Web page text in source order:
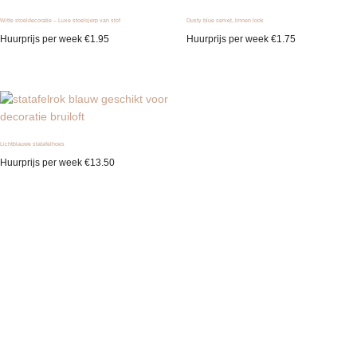
Witte stoeldecoratie – Luxe stoelsjerp van stof
Huurprijs per week €1.95
Dusty blue servet, linnen look
Huurprijs per week €1.75
Lichtblauwe statafelhoes
Huurprijs per week €13.50